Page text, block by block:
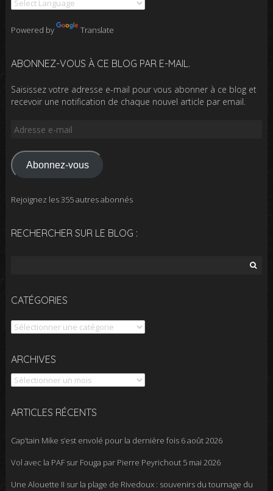
Powered by Translate
ABONNEZ-VOUS À CE BLOG PAR E-MAIL.
Saisissez votre adresse e-mail pour vous abonner à ce blog et
recevoir une notification de chaque nouvel article par email.
Adresse
mail
Abonnez-vous
Rejoignez les 355 autres abonnés
RECHERCHER SUR LE BLOG :
CATÉGORIES
Catégories
ARCHIVES
Archives
ARTICLES RÉCENTS
Cap’tain Mike s’est envolé pour la dernière fois 6 août 2026
Vol avec la PAF sur Fouga par Pierre Peyrichout 5 mai 2026
Une Alouette II sur la plage de Rivedoux : souvenirs du tournage du